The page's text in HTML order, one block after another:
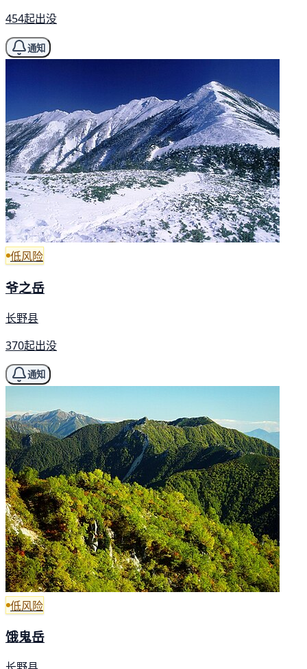
454起出没
通知
低风险
爷之岳
长野县
370起出没
通知
低风险
饿鬼岳